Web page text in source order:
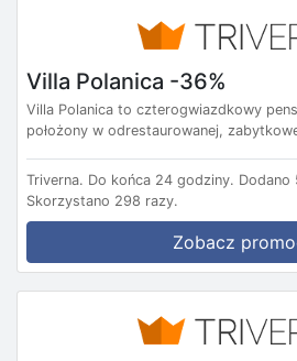
Villa Polanica -36%
Villa Polanica to czterogwiazdkowy
położony w odrestaurowanej,
Triverna. Do końca 24 godziny. Dodano
Skorzystano 298 razy.
Zobacz